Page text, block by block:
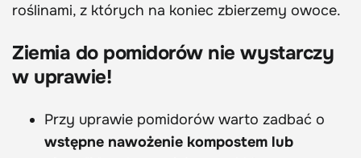
roślinami, z których na koniec zbierzemy owoce.
Ziemia do pomidorów nie wystarczy
w uprawie!
Przy uprawie pomidorów warto zadbać o
wstępne nawożenie kompostem lub